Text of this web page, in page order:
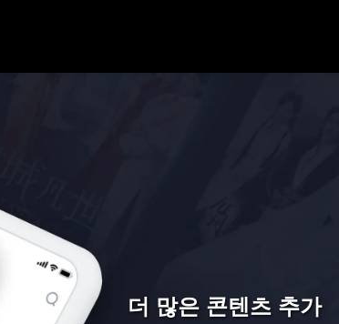
더 많은 콘텐츠 추가